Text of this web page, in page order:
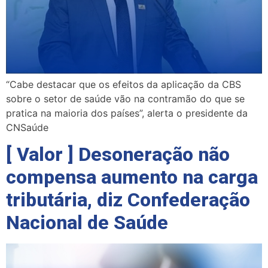
“Cabe destacar que os efeitos da aplicação da CBS
sobre o setor de saúde vão na contramão do que se
pratica na maioria dos países”, alerta o presidente da
CNSaúde
[ Valor ] Desoneração não
compensa aumento na carga
tributária, diz Confederação
Nacional de Saúde